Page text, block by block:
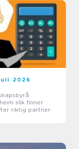
2026
finner
riktig partner